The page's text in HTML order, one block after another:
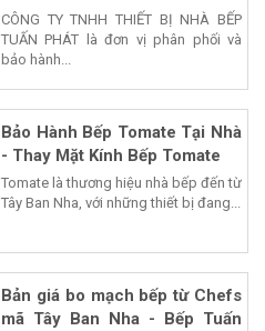
CÔNG TY TNHH THIẾT BỊ NHÀ BẾP
TUẤN PHÁT là đơn vị phân phối và
bảo hành...
Bảo Hành Bếp Tomate Tại Nhà
- Thay Mặt Kính Bếp Tomate
Tomate là thương hiệu nhà bếp đến từ
Tây Ban Nha, với những thiết bị đang...
Bản giá bo mạch bếp từ Chefs
mã Tây Ban Nha - Bếp Tuấn